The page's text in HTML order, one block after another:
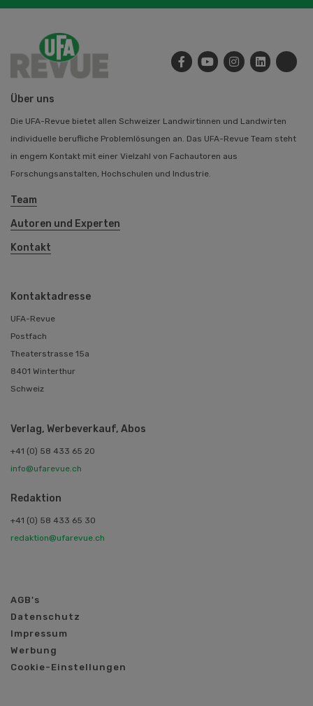
Über uns
Die UFA-Revue bietet allen Schweizer Landwirtinnen und Landwirten
individuelle berufliche Problemlösungen an. Das UFA-Revue Team steht
in engem Kontakt mit einer Vielzahl von Fachautoren aus
Forschungsanstalten, Hochschulen und Industrie.
Team
Autoren und Experten
Kontakt
Kontaktadresse
UFA-Revue
Postfach
Theaterstrasse 15a
8401 Winterthur
Schweiz
Verlag, Werbeverkauf, Abos
+41 (0) 58 433 65 20
info@ufarevue.ch
Redaktion
+41 (0) 58 433 65 30
redaktion@ufarevue.ch
AGB's
Datenschutz
Impressum
Werbung
Cookie-Einstellungen